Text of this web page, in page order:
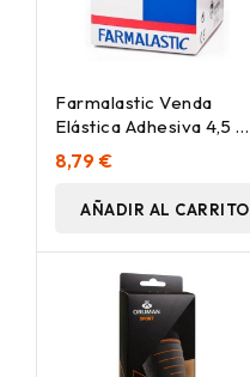
Farmalastic Venda
Elástica Adhesiva 4,5 M
X 7,5 Cm, 1 Ud
8,79 €
AÑADIR AL CARRITO